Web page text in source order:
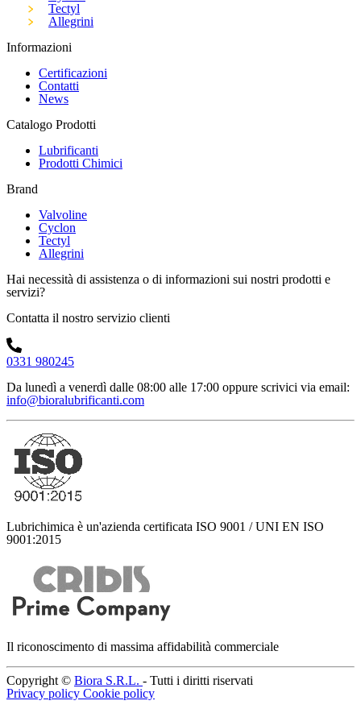
Tectyl
Allegrini
Informazioni
Certificazioni
Contatti
News
Catalogo Prodotti
Lubrificanti
Prodotti Chimici
Brand
Valvoline
Cyclon
Tectyl
Allegrini
Hai necessità di assistenza o di informazioni sui nostri prodotti e
servizi?
Contatta il nostro servizio clienti
0331 980245
Da lunedì a venerdì dalle 08:00 alle 17:00 oppure scrivici via email:
info@bioralubrificanti.com
Lubrichimica è un'azienda certificata ISO 9001 / UNI EN ISO
9001:2015
Il riconoscimento di massima affidabilità commerciale
Copyright © Biora S.R.L. - Tutti i diritti riservati
Privacy policy Cookie policy